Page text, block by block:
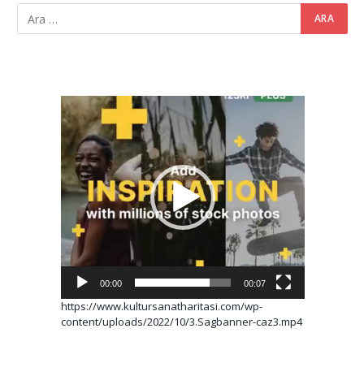
Video
oynatıcı
00:00 00:07
https://www.kultursanatharitasi.com/wp-
content/uploads/2022/10/3.Sagbanner-caz3.mp4